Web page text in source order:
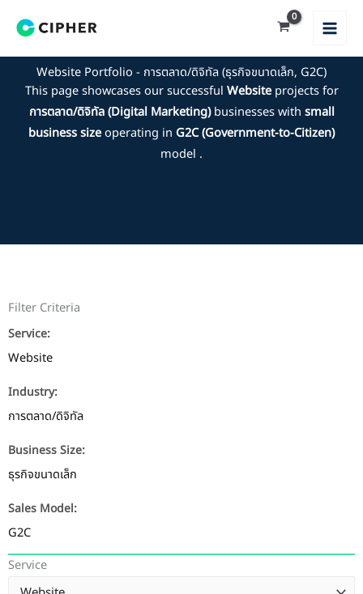
Website Portfolio - การตลาด/ดิจิทัล (ธุรกิจขนาดเล็ก, G2C)
This page showcases our successful Websiteprojects for
การตลาด/ดิจิทัล (Digital Marketing)businesses with small
business sizeoperating in G2C (Government-to-Citizen)
model .
Filter Criteria
Service:
Website
Industry:
การตลาด/ดิจิทัล
Business Size:
ธุรกิจขนาดเล็ก
Sales Model:
G2C
Service